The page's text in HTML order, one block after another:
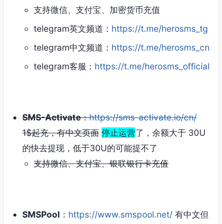
支持微信、支付宝、加密货币充值
telegram英文频道： https://t.me/herosms_tg
telegram中文频道： https://t.me/herosms_cn
telegram客服： https://t.me/herosms_official
SMS-Activate：https://sms-activate.io/cn/
1$起充，有中文页面 停止运营了，余额大于 30U
的快去提现，低于30U的可能提不了
支持微信、支付宝、银联银行卡充值
SMSPool ： https://www.smspool.net/ 有中文但